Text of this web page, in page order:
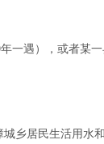
遇），或者某
乡居民生活用水